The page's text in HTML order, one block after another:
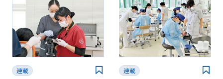
連載 連載